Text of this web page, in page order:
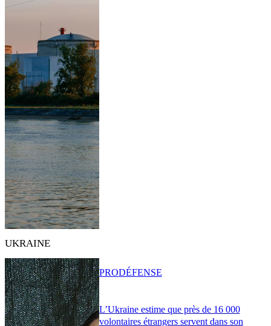
UKRAINE
L’Ukraine estime que près de 16 000
volontaires étrangers servent dans son
PRODÉFENSE